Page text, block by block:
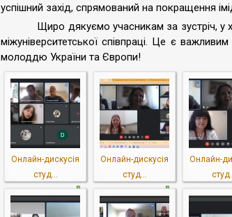
успішний захід, спрямований на покращення
Щиро дякуємо учасникам за зустріч, у
міжуніверситетської співпраці. Це є
молоддю України та Європи!
Онлайн-дискусія
студ...
Онлайн-дискусія
студ...
Онлайн-